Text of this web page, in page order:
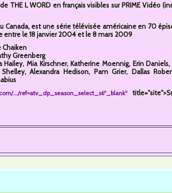
THE L WORD en français visibles sur PRIME Vidéo
Canada, est une série télévisée américaine en 70
entre le 18 janvier 2004 et le 8 mars 2009
Chaiken
Greenberg
Hailey, Mia Kirschner, Katherine Moennig, Erin
Alexandra Hedison, Pam Grier, Dallas
.../ref=atv_dp_season_select_s6"_blank"